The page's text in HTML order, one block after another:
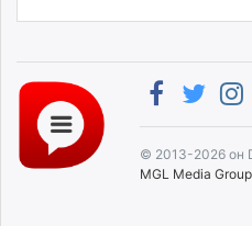
© 2013-2026 он
MGL Media Group